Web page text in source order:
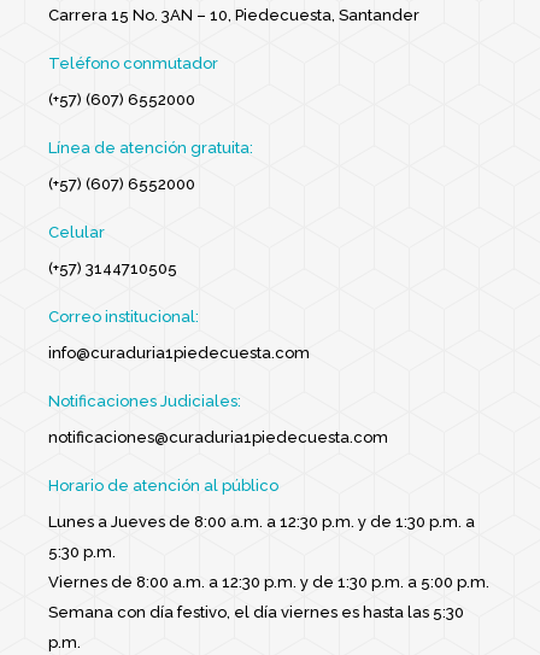
Carrera 15 No. 3AN – 10, Piedecuesta, Santander
Teléfono conmutador
(+57) (607) 6552000
Línea de atención gratuita:
(+57) (607) 6552000
Celular
(+57) 3144710505
Correo institucional:
info@curaduria1piedecuesta.com
Notificaciones Judiciales:
notificaciones@curaduria1piedecuesta.com
Horario de atención al público
Lunes a Jueves de 8:00 a.m. a 12:30 p.m. y de 1:30 p.m. a
5:30 p.m.
Viernes de 8:00 a.m. a 12:30 p.m. y de 1:30 p.m. a 5:00 p.m.
Semana con día festivo, el día viernes es hasta las 5:30
p.m.